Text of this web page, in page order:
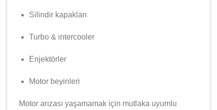
Silindir kapakları
Turbo & intercooler
Enjektörler
Motor beyinleri
Motor arızası yaşamamak için mutlaka uyumlu